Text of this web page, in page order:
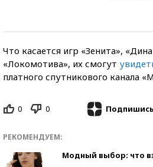
Что касается игр «Зенита»,
«Локомотива», их смогут
платного спутникового канала
0 0 Подпишись
РЕКОМЕНДУЕМ:
Модный выбор: что